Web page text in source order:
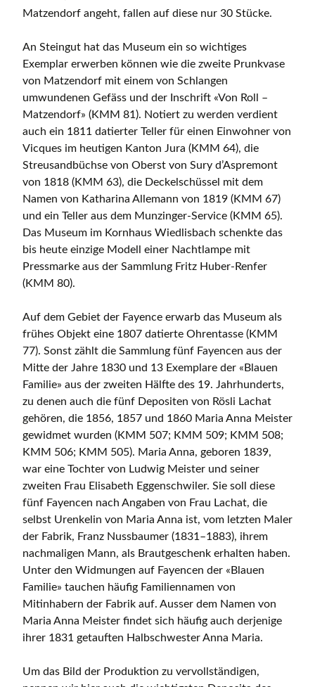
Matzendorf angeht, fallen auf diese nur 30 Stücke.
An Steingut hat das Museum ein so wichtiges
Exemplar erwerben können wie die zweite Prunkvase
von Matzendorf mit einem von Schlangen
umwundenen Gefäss und der Inschrift «Von Roll –
Matzendorf» (KMM 81). Notiert zu werden verdient
auch ein 1811 datierter Teller für einen Einwohner von
Vicques im heutigen Kanton Jura (KMM 64), die
Streusandbüchse von Oberst von Sury d’Aspremont
von 1818 (KMM 63), die Deckelschüssel mit dem
Namen von Katharina Allemann von 1819 (KMM 67)
und ein Teller aus dem Munzinger-Service (KMM 65).
Das Museum im Kornhaus Wiedlisbach schenkte das
bis heute einzige Modell einer Nachtlampe mit
Pressmarke aus der Sammlung Fritz Huber-Renfer
(KMM 80).
Auf dem Gebiet der Fayence erwarb das Museum als
frühes Objekt eine 1807 datierte Ohrentasse (KMM
77). Sonst zählt die Sammlung fünf Fayencen aus der
Mitte der Jahre 1830 und 13 Exemplare der «Blauen
Familie» aus der zweiten Hälfte des 19. Jahrhunderts,
zu denen auch die fünf Depositen von Rösli Lachat
gehören, die 1856, 1857 und 1860 Maria Anna Meister
gewidmet wurden (KMM 507; KMM 509; KMM 508;
KMM 506; KMM 505). Maria Anna, geboren 1839,
war eine Tochter von Ludwig Meister und seiner
zweiten Frau Elisabeth Eggenschwiler. Sie soll diese
fünf Fayencen nach Angaben von Frau Lachat, die
selbst Urenkelin von Maria Anna ist, vom letzten Maler
der Fabrik, Franz Nussbaumer (1831–1883), ihrem
nachmaligen Mann, als Brautgeschenk erhalten haben.
Unter den Widmungen auf Fayencen der «Blauen
Familie» tauchen häufig Familiennamen von
Mitinhabern der Fabrik auf. Ausser dem Namen von
Maria Anna Meister findet sich häufig auch derjenige
ihrer 1831 getauften Halbschwester Anna Maria.
Um das Bild der Produktion zu vervollständigen,